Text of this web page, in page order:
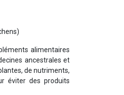
alimentaires
ancestrales et
de nutriments,
éviter des produits